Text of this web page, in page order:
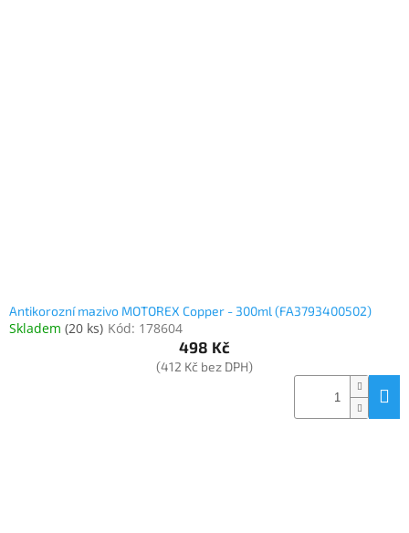
Antikorozní mazivo MOTOREX Copper - 300ml (FA3793400502)
Skladem (20 ks) Kód: 178604
498 Kč
(412 Kč bez DPH)